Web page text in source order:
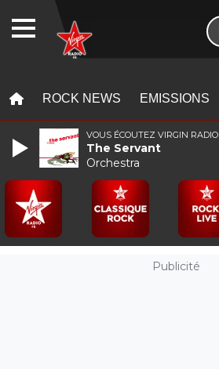
ROCK NEWS EMISSIONS
Publicité
VOUS ÉCOUTEZ VIRGIN RADIO
The Servant
Orchestra
WEBRADIO